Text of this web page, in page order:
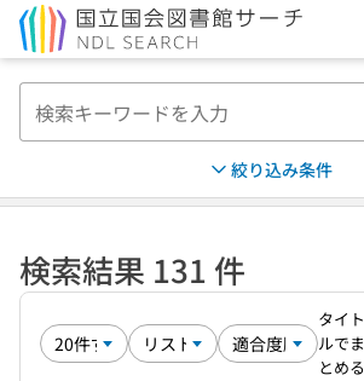
絞り込み条件
検索結果 131 件
タイト
ルでま
とめる